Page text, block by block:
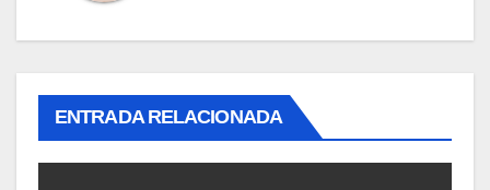
ENTRADA RELACIONADA